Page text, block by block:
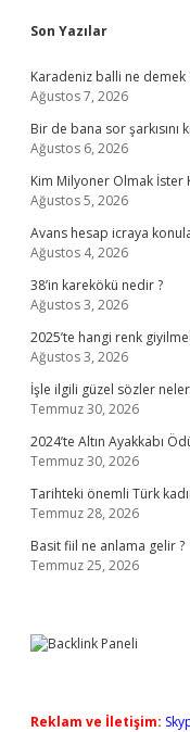
Sidebar
Son Yazılar
Karadeniz balli ne demek
Ağustos 7, 2026
Bir de bana sor şarkısını
Ağustos 6, 2026
Kim Milyoner Olmak İster
Ağustos 5, 2026
Avans hesap icraya
Ağustos 4, 2026
38’in karekökü nedir ?
Ağustos 3, 2026
2025’te hangi renk
Ağustos 3, 2026
İşle ilgili güzel sözler
Temmuz 30, 2026
2024’te Altın Ayakkabı
Temmuz 30, 2026
Tarihteki önemli Türk
Temmuz 28, 2026
Basit fiil ne anlama gelir ?
Temmuz 25, 2026
Reklam ve İletişim: